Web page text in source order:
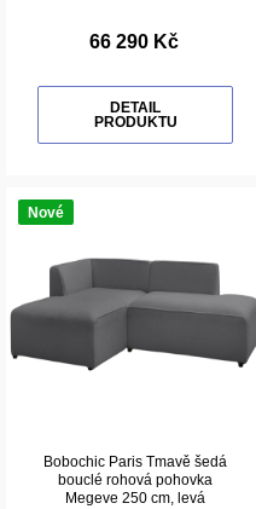
66 290 Kč
DETAIL
PRODUKTU
Nové
Bobochic Paris Tmavě šedá
bouclé rohová pohovka
Megeve 250 cm, levá